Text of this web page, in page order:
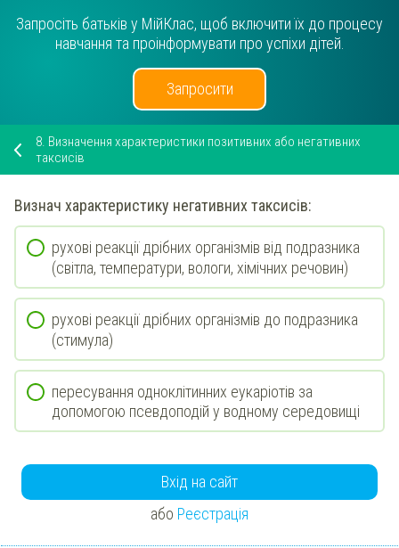
Запросіть батьків у МійКлас, щоб включити їх до процесу
навчання та проінформувати про успіхи дітей.
Запросити
8. Визначення характеристики позитивних або негативних
таксисів
Визнач характеристику негативнихтаксисів:
рухові реакції дрібних організмів від подразника
(світла, температури, вологи, хімічних речовин)
рухові реакції дрібних організмів до подразника
(стимула)
пересування одноклітинних еукаріотів за
допомогою псевдоподій у водному середовищі
Вхід на сайт
або Реєстрація